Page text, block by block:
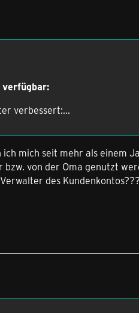
verbessert:...
ich mich seit mehr als
von der Oma genutzt
des